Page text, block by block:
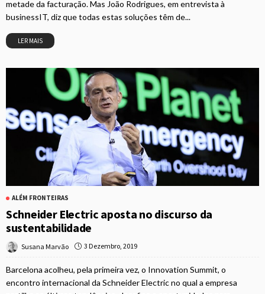
metade da facturação. Mas João Rodrigues, em entrevista à
businessIT, diz que todas estas soluções têm de...
LER MAIS
ALÉM FRONTEIRAS
Schneider Electric aposta no discurso da
sustentabilidade
Susana Marvão 3 Dezembro, 2019
Barcelona acolheu, pela primeira vez, o Innovation Summit, o
encontro internacional da Schneider Electric no qual a empresa